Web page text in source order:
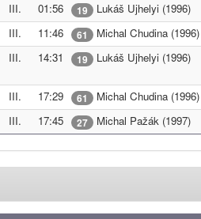
III. 01:56 19 Lukáš Ujhelyi (1996)
III.
11:46 61 Michal Chudina (1996)
III.
14:31 19 Lukáš Ujhelyi (1996)
III. 17:29 61 Michal Chudina (1996)
III.
17:45 27 Michal Pažák (1997)